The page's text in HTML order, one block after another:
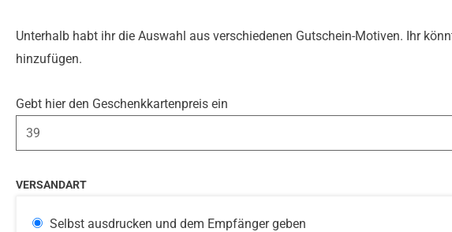
Unterhalb habt ihr die Auswahl aus verschiedenen Gutschein-Motiven. Ihr
hinzufügen.
Gebt hier den Geschenkkartenpreis ein
VERSANDART
Selbst ausdrucken und dem Empfänger geben